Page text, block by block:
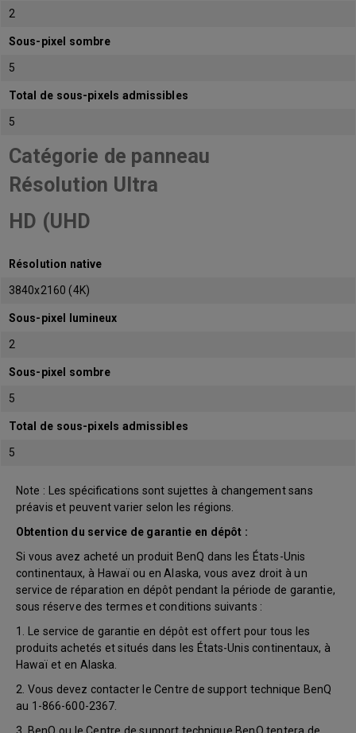
2
Sous-pixel sombre
5
Total de sous-pixels admissibles
5
Catégorie de panneau
Résolution Ultra
HD (UHD
Résolution native
3840x2160 (4K)
Sous-pixel lumineux
2
Sous-pixel sombre
5
Total de sous-pixels admissibles
5
Note : Les spécifications sont sujettes à changement sans
préavis et peuvent varier selon les régions.
Obtention du service de garantie en dépôt :
Si vous avez acheté un produit BenQ dans les États-Unis
continentaux, à Hawaï ou en Alaska, vous avez droit à un
service de réparation en dépôt pendant la période de garantie,
sous réserve des termes et conditions suivants :
1. Le service de garantie en dépôt est offert pour tous les
produits achetés et situés dans les États-Unis continentaux, à
Hawaï et en Alaska.
2. Vous devez contacter le Centre de support technique BenQ
au 1-866-600-2367.